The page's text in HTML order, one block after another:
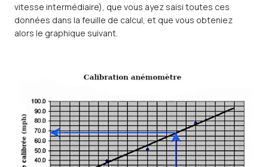
vitesse intermédiaire), que vous ayez saisi toutes ces
données dans la feuille de calcul, et que vous obteniez
alors le graphique suivant.